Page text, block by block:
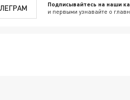
Подписывайтесь на наши
и первыми узнавайте о